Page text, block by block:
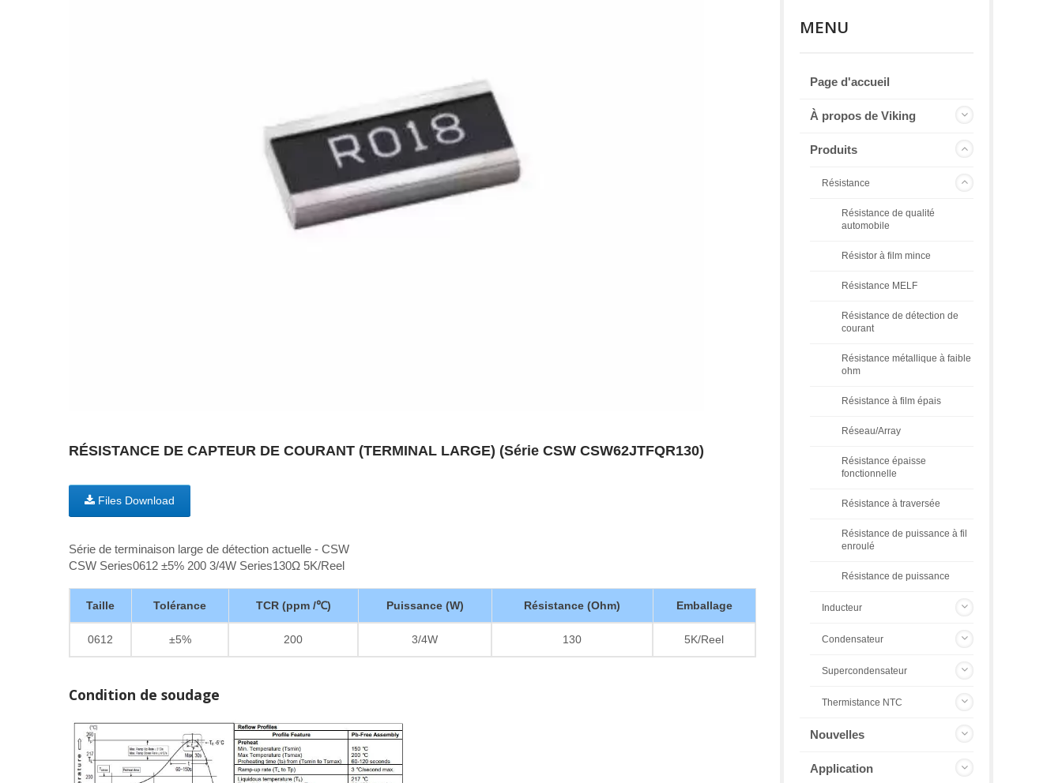
RÉSISTANCE DE CAPTEUR DE COURANT (TERMINAL LARGE) (Série CSW CSW62JTFQR130)
Files Download
Série de terminaison large de détection actuelle - CSW
CSW Series0612 ±5% 200 3/4W Series130Ω 5K/Reel
Taille Tolérance TCR (ppm /℃) Puissance (W) Résistance (Ohm) Emballage
0612 ±5% 200 3/4W 130 5K/Reel
Condition de soudage
MENU
Page d'accueil
À propos de Viking
Produits
Résistance
Résistance de qualité
automobile
Résistor à film mince
Résistance MELF
Résistance de détection de
courant
Résistance métallique à faible
ohm
Résistance à film épais
Réseau/Array
Résistance épaisse
fonctionnelle
Résistance à traversée
Résistance de puissance à fil
enroulé
Résistance de puissance
Inducteur
Condensateur
Supercondensateur
Thermistance NTC
Nouvelles
Application